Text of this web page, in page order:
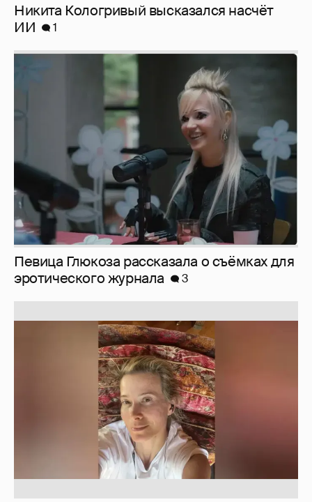
Никита Кологривый высказался насчёт
ИИ
1
Певица Глюкоза рассказала о съёмках для
эротического журнала
3